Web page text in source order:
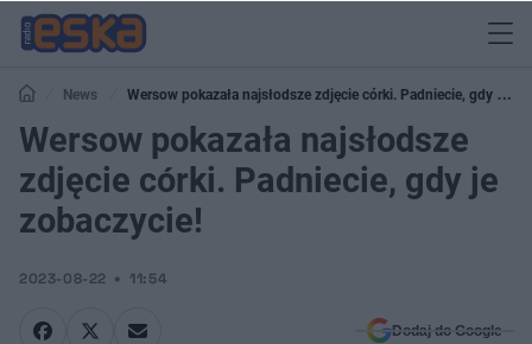
News
Wersow pokazała najsłodsze zdjęcie córki. Padniecie, gdy je
zobaczycie!
Wersow pokazała najsłodsze
zdjęcie córki. Padniecie, gdy je
zobaczycie!
2023-08-22 11:54
Dodaj do Google